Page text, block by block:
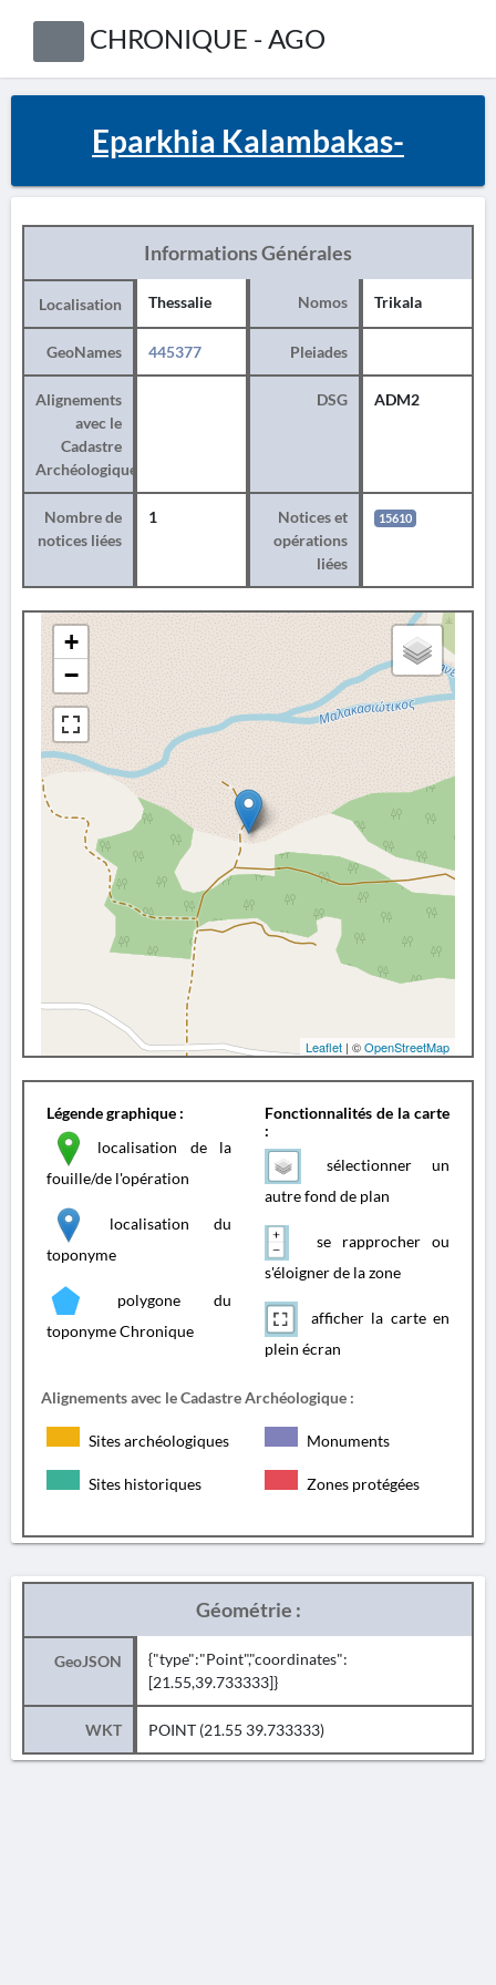
CHRONIQUE - AGO
Eparkhia Kalambakas-
Informations Générales
Localisation Thessalie Nomos Trikala
GeoNames 445377 Pleiades
Alignements
avec le
Cadastre
Archéologique
DSG ADM2
Nombre de
notices liées
1
Notices et
opérations
liées
15610
+
−
Leaflet | ©OpenStreetMap
Légende graphique :
localisation de la
fouille/de l'opération
localisation du
toponyme
polygone du
toponyme Chronique
Fonctionnalités de la carte
:
sélectionner un
autre fond de plan
se rapprocher ou
s'éloigner de la zone
afficher la carte en
plein écran
Alignements avec le Cadastre Archéologique :
Sites archéologiques Monuments
Sites historiques Zones protégées
Géométrie :
GeoJSON
{"type":"Point","coordinates":
[21.55,39.733333]}
WKT POINT (21.55 39.733333)